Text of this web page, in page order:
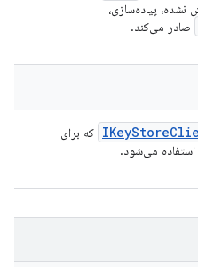
پیاده‌سازی،
صادر می‌کند.
IKeyStore
که برای
می‌شود.